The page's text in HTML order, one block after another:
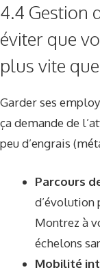
4.4 Gestion
éviter que
plus vite
Garder ses
ça demande de
peu d’engrais
Parcours
d’évolution
Montrez à
échelons
Mobilité